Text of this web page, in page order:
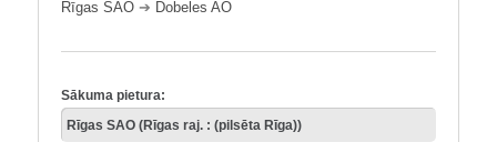
Rīgas SAO ➔ Dobeles AO
Sākuma pietura: